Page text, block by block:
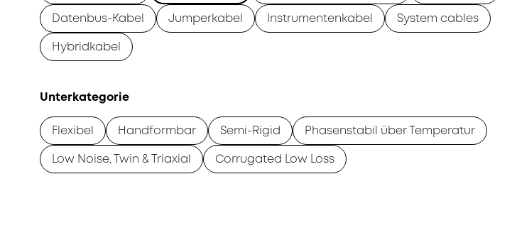
Datenbus-Kabel
Jumperkabel Instrumentenkabel
System cables
Hybridkabel
Unterkategorie
Flexibel Handformbar Semi-Rigid
Phasenstabil über Temperatur
Low Noise, Twin & Triaxial
Corrugated Low Loss